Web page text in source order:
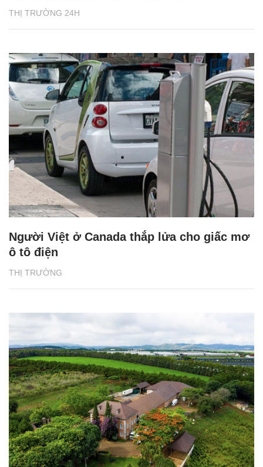
THỊ TRƯỜNG 24H
THỊ TRƯỜNG
Người Việt ở Canada thắp lửa cho giấc mơ
ô tô điện